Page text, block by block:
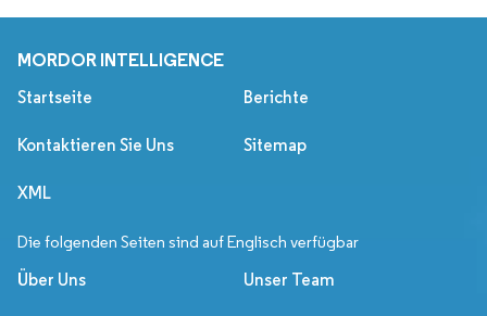
MORDOR INTELLIGENCE
Startseite Berichte
Kontaktieren Sie Uns Sitemap
XML
Die folgenden Seiten sind auf Englisch verfügbar
Über Uns Unser Team